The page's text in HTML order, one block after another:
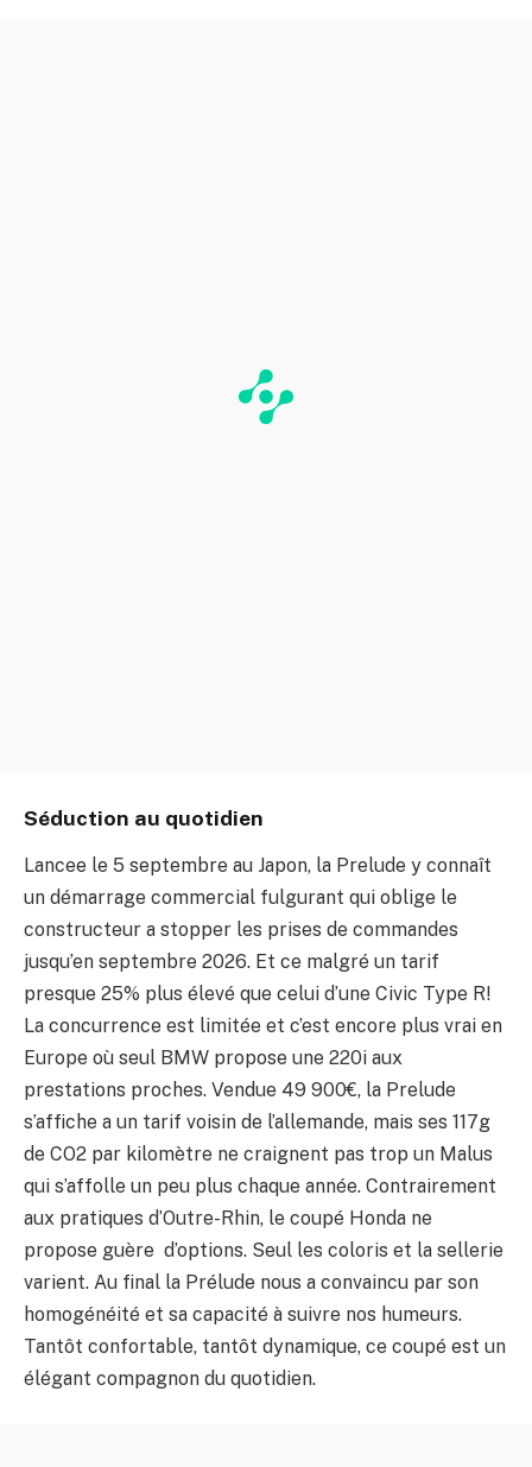
Séduction au quotidien
Lancee le 5 septembre au Japon, la Prelude y connaît
un démarrage commercial fulgurant qui oblige le
constructeur a stopper les prises de commandes
jusqu’en septembre 2026. Et ce malgré un tarif
presque 25% plus élevé que celui d’une Civic Type R!
La concurrence est limitée et c’est encore plus vrai en
Europe où seul BMW propose une 220i aux
prestations proches. Vendue 49 900€, la Prelude
s’affiche a un tarif voisin de l’allemande, mais ses 117g
de CO2 par kilomètre ne craignent pas trop un Malus
qui s’affolle un peu plus chaque année. Contrairement
aux pratiques d’Outre-Rhin, le coupé Honda ne
propose guère d’options. Seul les coloris et la sellerie
varient. Au final la Prélude nous a convaincu par son
homogénéité et sa capacité à suivre nos humeurs.
Tantôt confortable, tantôt dynamique, ce coupé est un
élégant compagnon du quotidien.